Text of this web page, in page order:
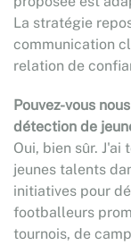
La stratégie
communication
relation de
Pouvez-vous
détection de
Oui, bien sûr.
jeunes talents
initiatives pour
footballeurs
tournois, de